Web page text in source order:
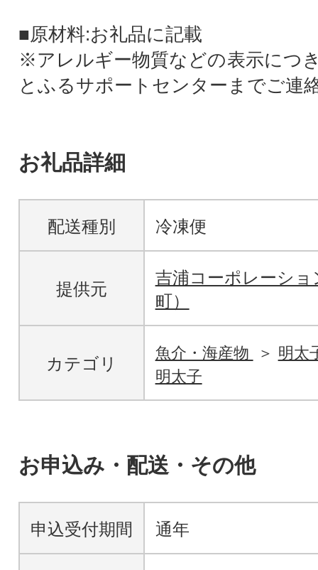
■原材料:お礼品に記載
※アレルギー物質などの表示につ
とふるサポートセンターまでご連
お礼品詳細
配送種別 冷凍便
提供元
吉浦コーポレーショ
町）
カテゴリ
魚介・海産物
明太
明太子
お申込み・配送・その他
申込受付期間 通年